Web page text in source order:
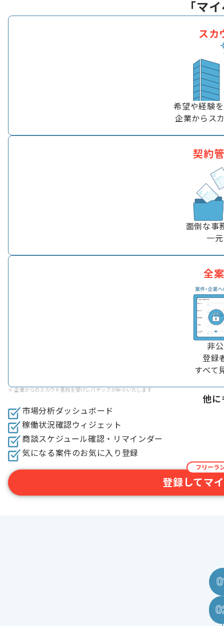
「マ
スカ
希望や経験
企業からス
契約
面倒な事
一
全
非
登録
すべて
※ 企業からのスカウト意向を受けレバテックが仲介いたします​​
他に
市場分析ダッシュボード
稼働状況確認ウィジェット​
商談スケジュール確認・リマインダー​
気になる案件のお気に入り登録​
登録してマ
フリーラ